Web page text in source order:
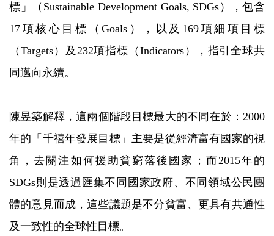
標」（Sustainable Development Goals, SDGs），包含
17項核心目標（Goals），以及169項細項目標
（Targets）及232項指標（Indicators），指引全球共
同邁向永續。
陳昱築解釋，這兩個階段目標最大的不同在於：2000
年的「千禧年發展目標」主要是從經濟富有國家的視
角，去關注如何援助貧窮落後國家；而2015年的
SDGs則是透過匯集不同國家政府、不同領域公民團
體的意見而成，這些議題是不分貧富、更具有共通性
及一致性的全球性目標。